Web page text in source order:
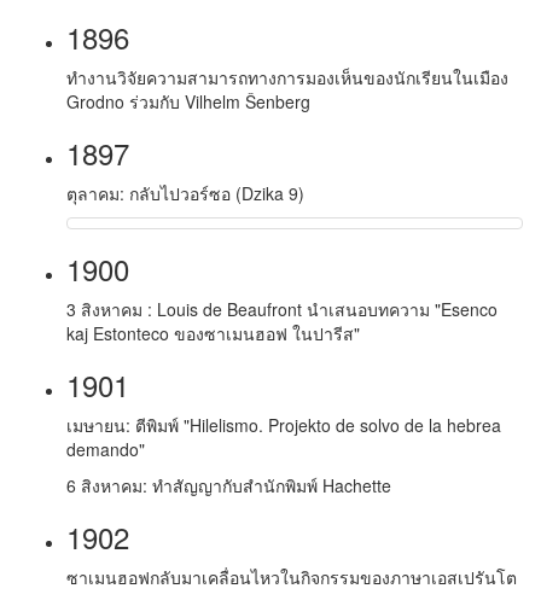
1896
ทำงานวิจัยความสามารถทางการมองเห็นของนักเรียนในเมือง
Grodno ร่วมกับ Vilhelm Ŝenberg
1897
ตุลาคม: กลับไปวอร์ซอ (Dzika 9)
1900
3 สิงหาคม : Louis de Beaufront นำเสนอบทความ "Esenco
kaj Estonteco ของซาเมนฮอฟ ในปารีส"
1901
เมษายน: ตีพิมพ์ "Hilelismo. Projekto de solvo de la hebrea
demando"
6 สิงหาคม: ทำสัญญากับสำนักพิมพ์ Hachette
1902
ซาเมนฮอฟกลับมาเคลื่อนไหวในกิจกรรมของภาษาเอสเปรันโต